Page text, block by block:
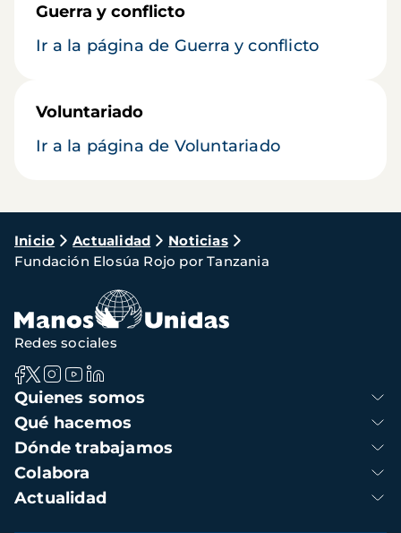
Guerra y conflicto
Ir a la página de Guerra y conflicto
Voluntariado
Ir a la página de Voluntariado
Ruta
de
navegación
Inicio Actualidad
Noticias
Fundación Elosúa Rojo por Tanzania
Navegación
principal
Quienes somos
Qué hacemos
Dónde trabajamos
Colabora
Actualidad
Redes sociales